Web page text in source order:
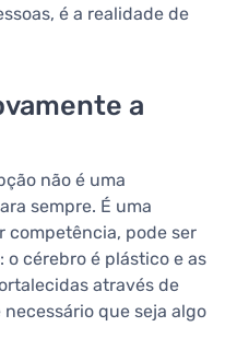
é a realidade de
a
não é uma
sempre. É uma
competência, pode ser
cérebro é plástico e as
através de
que seja algo